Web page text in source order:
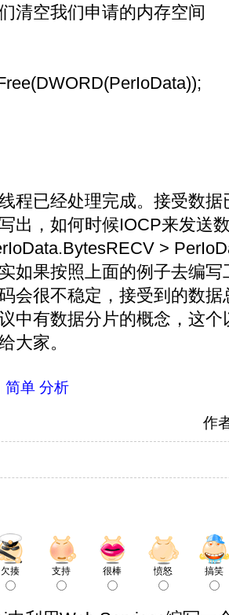
清空我们申请的内存空间
程已经处理完成。接受数
出，如何时候IOCP来发送
>
如果按照上面的例子去编
会很不稳定，接受到的数
中有数据分片的概念，这
大家。
简单 分析
作
欠揍 支持 很棒 愤怒 搞笑